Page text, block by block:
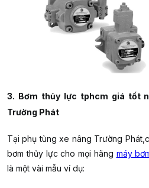
3. Bơm thủy lực tphcm giá tốt
Trường Phát
Tại phụ tùng xe nâng Trường
bơm thủy lựccho mọi hãng máy
là một vài mẫu ví dụ: